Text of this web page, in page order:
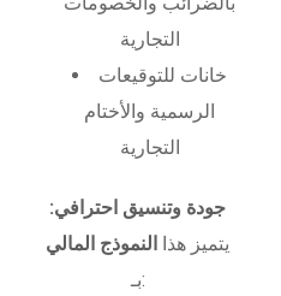
التجارية
خانات للتوقيعات
الرسمية والأختام
التجارية
جودة وتنسيق احترافي:
يتميز هذا
النموذج المالي
بـ: